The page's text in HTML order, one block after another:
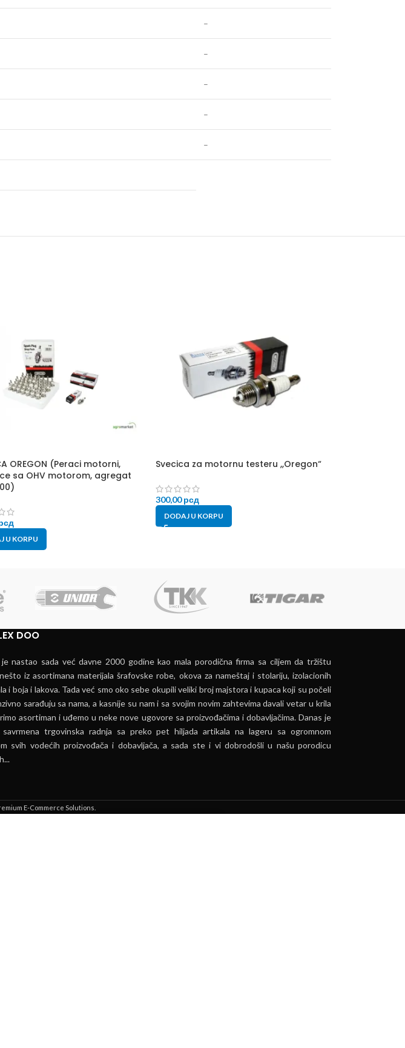
–
–
–
–
–
OREGON (Peraci motorni,
sa OHV motorom, agregat
U KORPU
Svecica za motornu testeru ,,Oregon“
300,00рсд
DODAJ U KORPU
DOO
je nastao sada već davne 2000 godine kao mala porodična firma sa ciljem da tržištu
iz asortimana materijala šrafovske robe, okova za nameštaj i stolariju, izolacionih
i boja i lakova. Tada već smo oko sebe okupili veliki broj majstora i kupaca koji su počeli
sarađuju sa nama, a kasnije su nam i sa svojim novim zahtevima davali vetar u krila
asortiman i uđemo u neke nove ugovore sa proizvođačima i dobavljačima. Danas je
savrmena trgovinska radnja sa preko pet hiljada artikala na lageru sa ogromnom
svih vodećih proizvođača i dobavljača, a sada ste i vi dobrodošli u našu porodicu
E-Commerce Solutions.